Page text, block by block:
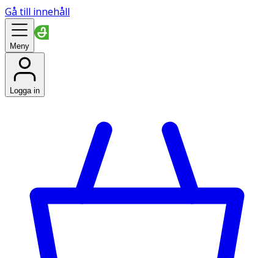
Gå till innehåll
Meny
Logga in